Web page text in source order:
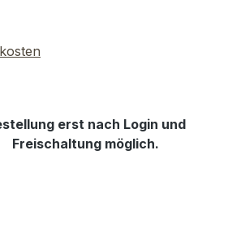
gewünschten Wert
erst nach Login und
Freischaltung möglich.